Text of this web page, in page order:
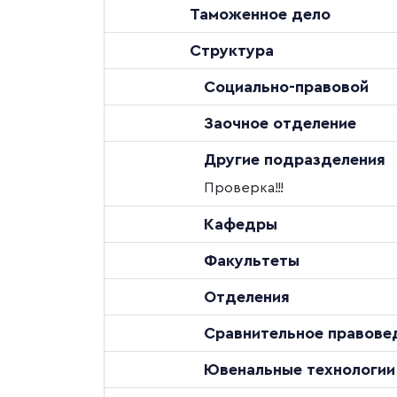
Таможенное дело
Структура
Социально-правовой
Заочное отделение
Другие подразделения
Проверка!!!
Кафедры
Факультеты
Отделения
Сравнительное
Ювенальные технологии